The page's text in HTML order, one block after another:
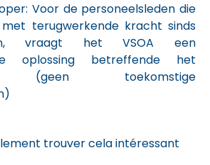
Voor de personeelsleden die
terugwerkende kracht sinds
vraagt het VSOA een
oplossing betreffende het
(geen toekomstige
trouver cela intéressant